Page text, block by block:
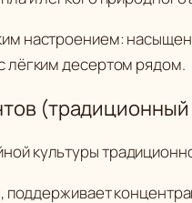
"
М
а
г
о
настроением:
лёгким десертом рядом.
(традиционный
культуры
поддерживает